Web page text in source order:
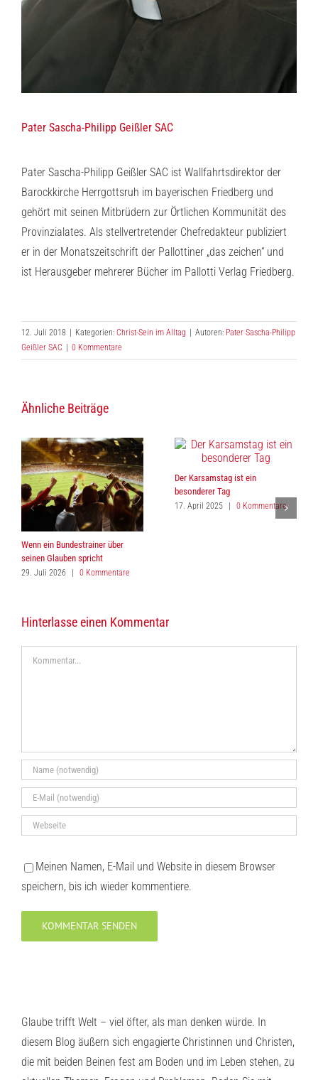
Pater Sascha-Philipp Geißler SAC
Pater Sascha-Philipp Geißler SAC ist Wallfahrtsdirektor der
Barockkirche Herrgottsruh im bayerischen Friedberg und
gehört mit seinen Mitbrüdern zur Örtlichen Kommunität des
Provinzialates. Als stellvertretender Chefredakteur publiziert
er in der Monatszeitschrift der Pallottiner „das zeichen“ und
ist Herausgeber mehrerer Bücher im Pallotti Verlag Friedberg.
12. Juli 2018 Kategorien: Christ-Sein im Alltag Autoren: Pater Sascha-Philipp
Geißler SAC
0 Kommentare
Ähnliche Beiträge
Wenn ein Bundestrainer über
seinen Glauben spricht
29. Juli 2026 | 0 Kommentare
Der Karsamstag ist ein
besonderer Tag
17. April 2025 0 Kommentare
Hinterlasse einen Kommentar
Kommentar
Meinen Namen, E-Mail und Website in diesem Browser
speichern, bis ich wieder kommentiere.
Glaube trifft Welt – viel öfter, als man denken würde. In
diesem Blog äußern sich engagierte Christinnen und Christen,
die mit beiden Beinen fest am Boden und im Leben stehen, zu